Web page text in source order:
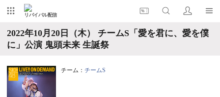
リバイバル配信
2022年10月20日（木） チームS「愛を君に、愛を僕
に」公演 鬼頭未来 生誕祭
チーム： チームS